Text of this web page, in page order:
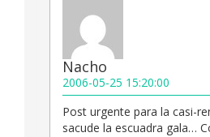
Nacho
2006-05-25 15:20:00
Post urgente para la casi-
sacude la escuadra gala…